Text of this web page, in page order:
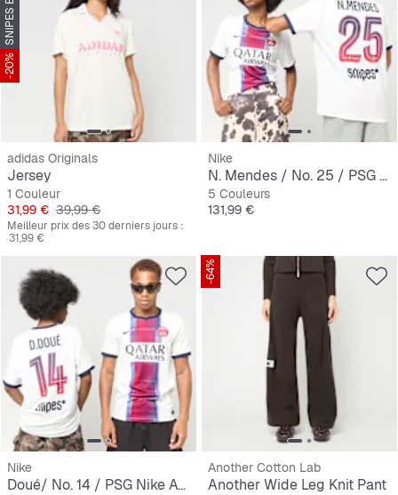
-20%
adidas Originals
Jersey
1 Couleur
Prix
31,99 € Prix original
39,99 €
Meilleur prix des 30 derniers jours :
31,99 €
Nike
N. Mendes / No. 25 / PSG Nike Away Stadium 2026/27
5 Couleurs
Prix
131,99 €
Nike
Doué/ No. 14 / PSG Nike Away Stadium 2026/27
-64%
Another Cotton Lab
Another Wide Leg Knit Pant